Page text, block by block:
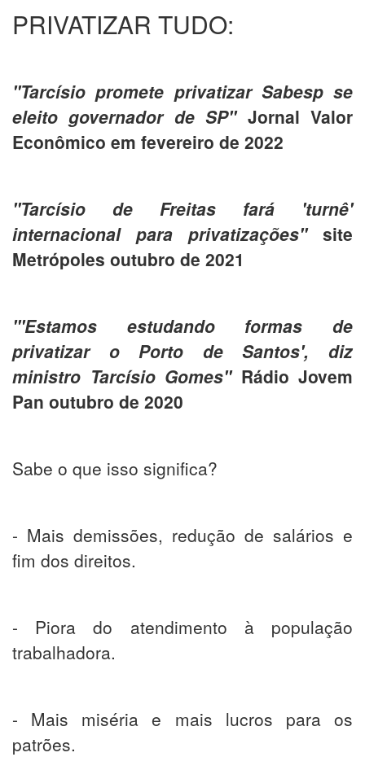
PRIVATIZAR TUDO:
"Tarcísio promete privatizar Sabesp se
eleito governador de SP"Jornal Valor
Econômico em fevereiro de 2022
"Tarcísio de Freitas fará 'turnê'
internacional para privatizações"site
Metrópoles outubro de 2021
"'Estamos estudando formas de
privatizar o Porto de Santos', diz
ministro Tarcísio Gomes"Rádio Jovem
Pan outubro de 2020
Sabe o que isso significa?
- Mais demissões, redução de salários e
fim dos direitos.
- Piora do atendimento à população
trabalhadora.
- Mais miséria e mais lucros para os
patrões.